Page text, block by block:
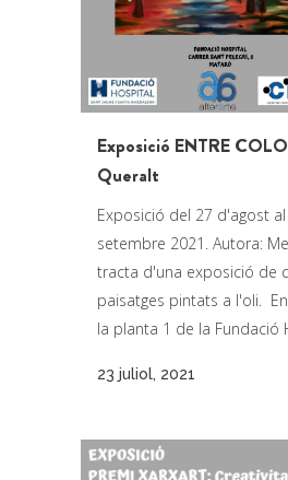
Exposició ENTRE
Queralt
Exposició del 27 d'agost
setembre 2021. Autora:
tracta d'una exposició de
paisatges pintats a l'oli.
la planta 1 de la Fundació
23 juliol, 2021